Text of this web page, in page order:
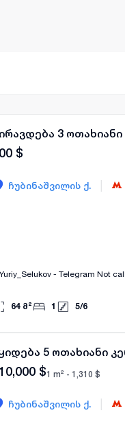
3
$
ჩუბინაშვილის ქ.
- Telegram Not
64 მ² 1 5/6
5 ოთახიანი
$1 m² - 1,310 $
ჩუბინაშვილის ქ.